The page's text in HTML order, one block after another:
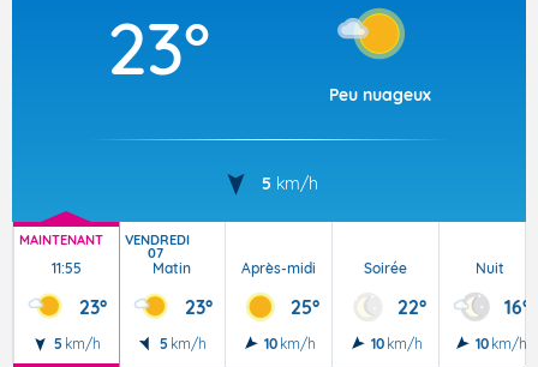
23°
Peu nuageux
5 km/h
MAINTENANT
11:55
23°
5 km/h
VENDREDI
07
Matin
23°
5 km/h
Après-midi
25°
10 km/h
Soirée
22°
10 km/h
Nuit
16°
10 km/h